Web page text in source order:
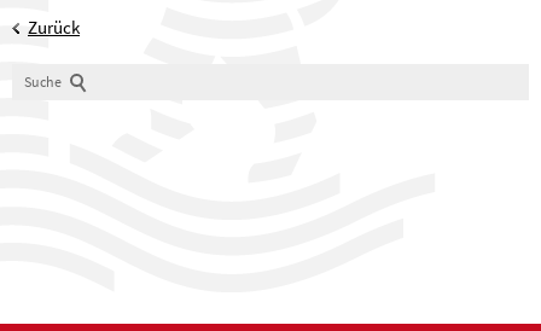
Zurück
Suche